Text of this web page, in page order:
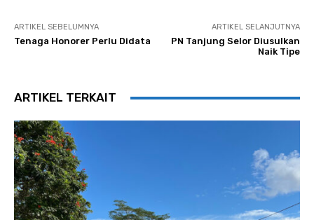
ARTIKEL SEBELUMNYA
Tenaga Honorer Perlu Didata
ARTIKEL SELANJUTNYA
PN Tanjung Selor Diusulkan
Naik Tipe
ARTIKEL TERKAIT